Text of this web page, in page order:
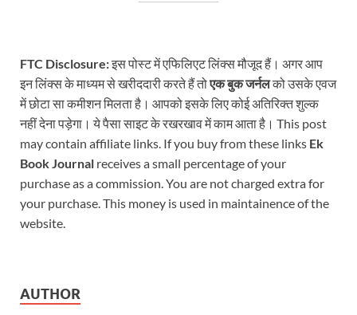
FTC Disclosure:इस पोस्ट में एफिलिएट लिंक्स मौजूद हैं। अगर आप
इन लिंक्स के माध्यम से खरीददारी करते हैं तोएक बुक जर्नलको उसके एवज
में छोटा सा कमीशन मिलता है। आपको इसके लिए कोई अतिरिक्त शुल्क
नहीं देना पड़ेगा। ये पैसा साइट के रखरखाव में काम आता है। This post
may contain affiliate links. If you buy from these links Ek
Book Journal receives a small percentage of your
purchase as a commission. You are not charged extra for
your purchase. This money is used in maintainence of the
website.
AUTHOR